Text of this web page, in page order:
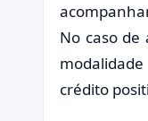
No caso
crédito